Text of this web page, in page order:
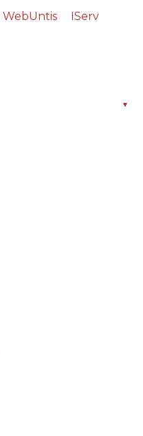
WebUntis IServ